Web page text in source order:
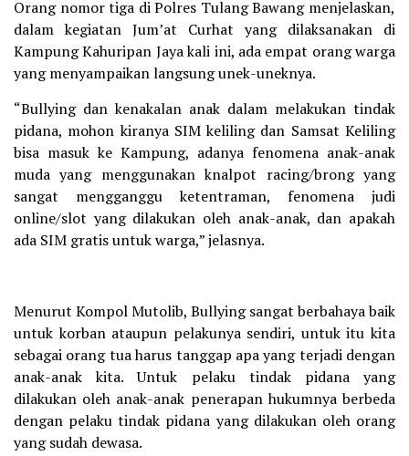
Orang nomor tiga di Polres Tulang Bawang menjelaskan,
dalam kegiatan Jum’at Curhat yang dilaksanakan di
Kampung Kahuripan Jaya kali ini, ada empat orang warga
yang menyampaikan langsung unek-uneknya.
“Bullying dan kenakalan anak dalam melakukan tindak
pidana, mohon kiranya SIM keliling dan Samsat Keliling
bisa masuk ke Kampung, adanya fenomena anak-anak
muda yang menggunakan knalpot racing/brong yang
sangat mengganggu ketentraman, fenomena judi
online/slot yang dilakukan oleh anak-anak, dan apakah
ada SIM gratis untuk warga,” jelasnya.
Menurut Kompol Mutolib, Bullying sangat berbahaya baik
untuk korban ataupun pelakunya sendiri, untuk itu kita
sebagai orang tua harus tanggap apa yang terjadi dengan
anak-anak kita. Untuk pelaku tindak pidana yang
dilakukan oleh anak-anak penerapan hukumnya berbeda
dengan pelaku tindak pidana yang dilakukan oleh orang
yang sudah dewasa.